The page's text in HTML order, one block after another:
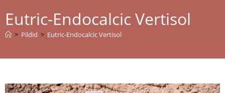
Eutric-Endocalcic Vertisol
> Pildid > Eutric-Endocalcic Vertisol